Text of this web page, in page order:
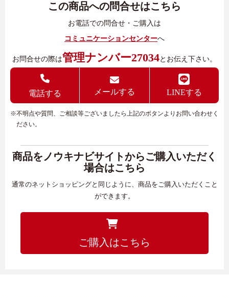
この商品への問合せはこちら
お電話での問合せ・ご購入は
コミュニケーションセンターへ
お問合せの際は管理ナンバー27034とお伝え下さい。
電話する メールする LINEする
※不明点や質問、ご相談等ございましたら上記のボタンよりお問い合わせく
ださい。
商品をノウキナビサイトからご購入いただく
場合はこちら
通常のネットショッピングと同じように、商品をご購入いただくこと
ができます。
ご購入はこちら